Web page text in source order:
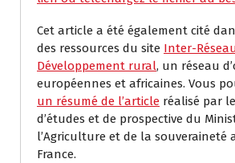
Cet article a été également cité
des ressources du site Inter-
Développement rural, un réseau
européennes et africaines. Vous
un résumé de l’article réalisé par
d’études et de prospective du
l’Agriculture et de la souveraineté
France.